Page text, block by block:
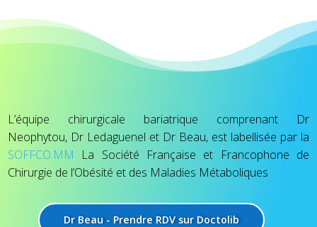
L’équipe chirurgicale bariatrique comprenant Dr
Neophytou, Dr Ledaguenel et Dr Beau, est labellisée par la
SOFFCO.MM
La Société Française et Francophone de
Chirurgie de l’Obésité et des Maladies Métaboliques
Dr Beau - Prendre RDV sur Doctolib